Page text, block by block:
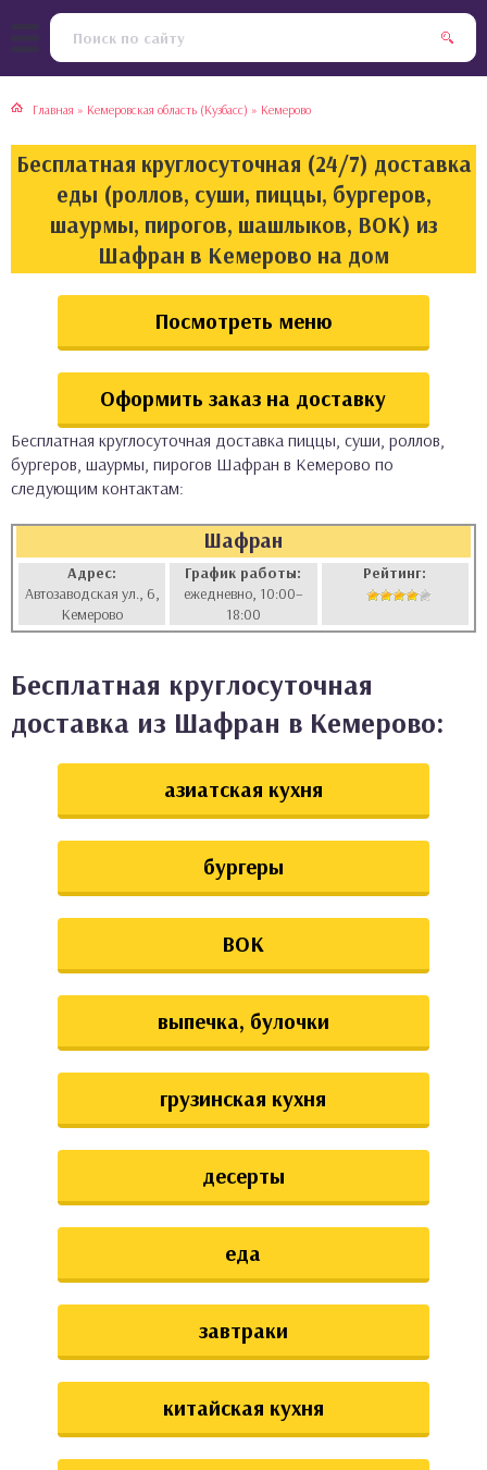
Главная » Кемеровская область (Кузбасс) » Кемерово
Бесплатная круглосуточная (24/7) доставка
еды (роллов, суши, пиццы, бургеров,
шаурмы, пирогов, шашлыков, ВОК) из
Шафран в Кемерово на дом
Посмотреть меню
Оформить заказ на доставку
Бесплатная круглосуточная доставка пиццы, суши, роллов,
бургеров, шаурмы, пирогов Шафран в Кемерово по
следующим контактам:
Шафран
Адрес:
Автозаводская ул., 6,
Кемерово
График работы:
ежедневно, 10:00–
18:00
Рейтинг:
Бесплатная круглосуточная
доставка из Шафран в Кемерово:
азиатская кухня
бургеры
ВОК
выпечка, булочки
грузинская кухня
десерты
еда
завтраки
китайская кухня
кухня
кухня
кухня
кухня
булочки